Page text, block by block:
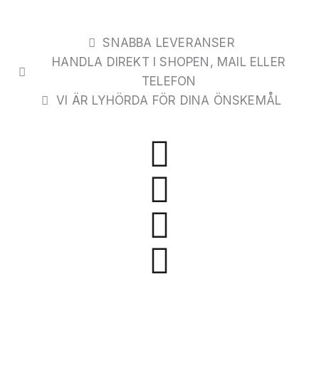
SNABBA LEVERANSER
HANDLA DIREKT I SHOPEN, MAIL ELLER
TELEFON
VI ÄR LYHÖRDA FÖR DINA ÖNSKEMÅL